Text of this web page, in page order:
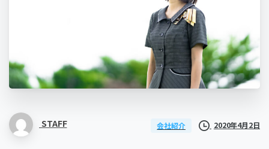
STAFF 会社紹介 2020年4月2日